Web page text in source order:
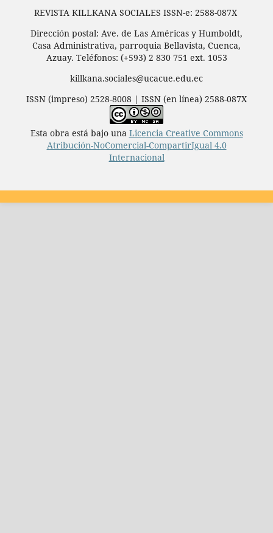
REVISTA KILLKANA SOCIALES ISSN-e: 2588-087X
Dirección postal: Ave. de Las Américas y Humboldt,
Casa Administrativa, parroquia Bellavista, Cuenca,
Azuay. Teléfonos: (+593) 2 830 751 ext. 1053
killkana.sociales@ucacue.edu.ec
ISSN (impreso) 2528-8008 | ISSN (en línea) 2588-087X
Esta obra está bajo una Licencia Creative Commons
Atribución-NoComercial-CompartirIgual 4.0
Internacional